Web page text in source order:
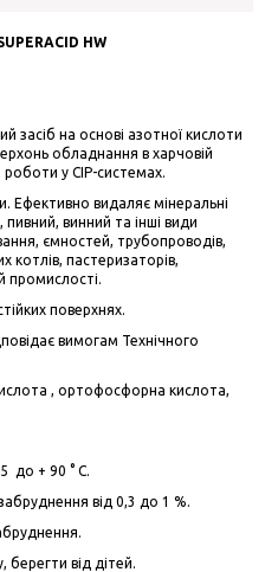
HW
засіб на основі азотної кислоти
обладнання в харчовій
у СІР-системах.
Ефективно видаляє мінеральні
винний та інші види
ємностей, трубопроводів,
котлів, пастеризаторів,
промислості.
поверхнях.
вимогам Технічного
, ортофосфорна кислота,
до + 90 ° C.
від 0,3 до 1 %.
берегти від дітей.